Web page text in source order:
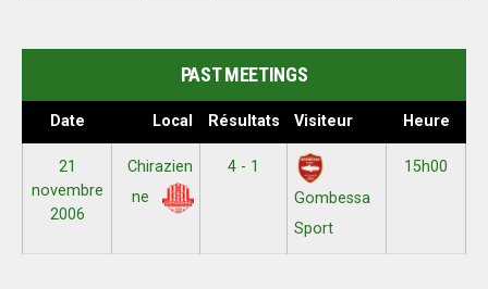
PAST MEETINGS
Date Local Résultats Visiteur Heure
21
novembre
2006
Chirazien
ne
4 - 1
Gombessa
Sport
15h00